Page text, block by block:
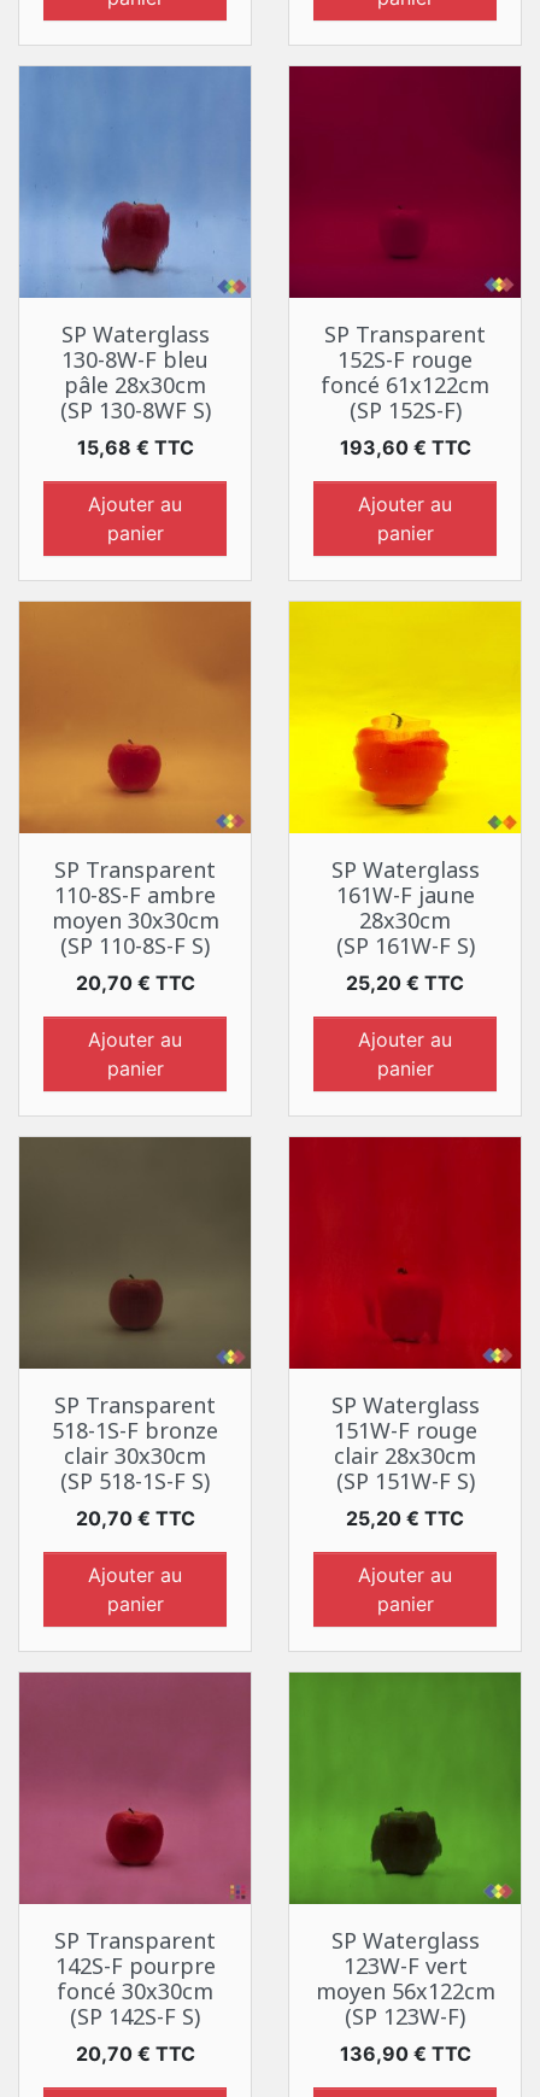
SP Waterglass
130-8W-F bleu
pâle 28x30cm
(SP 130-8WF S)
Prix
15,68 € TTC
Ajouter au
panier
SP Transparent
152S-F rouge
foncé 61x122cm
(SP 152S-F)
Prix
193,60 € TTC
Ajouter au
panier
SP Transparent
110-8S-F ambre
moyen 30x30cm
(SP 110-8S-F S)
Prix
20,70 € TTC
Ajouter au
panier
SP Waterglass
161W-F jaune
28x30cm
(SP 161W-F S)
Prix
25,20 € TTC
Ajouter au
panier
SP Transparent
518-1S-F bronze
clair 30x30cm
(SP 518-1S-F S)
Prix
20,70 € TTC
Ajouter au
panier
SP Waterglass
151W-F rouge
clair 28x30cm
(SP 151W-F S)
Prix
25,20 € TTC
Ajouter au
panier
SP Transparent
142S-F pourpre
foncé 30x30cm
(SP 142S-F S)
Prix
20,70 € TTC
SP Waterglass
123W-F vert
moyen 56x122cm
(SP 123W-F)
Prix
136,90 € TTC